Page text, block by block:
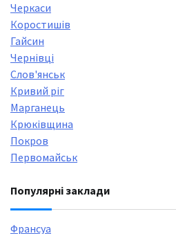
Черкаси
Коростишів
Гайсин
Чернівці
Слов'янськ
Кривий ріг
Марганець
Крюківщина
Покров
Первомайськ
Популярні заклади
Франсуа